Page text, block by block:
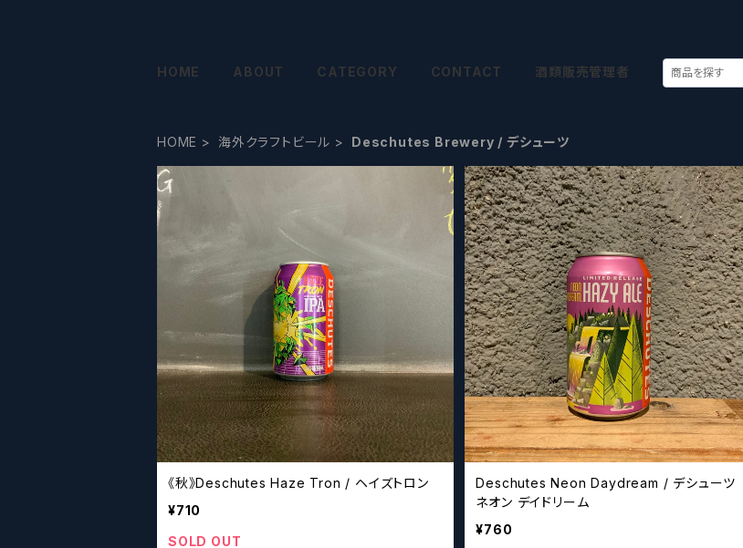
HOME ABOUT CATEGORY CONTACT 酒類販売管理者
HOME 海外クラフトビール Deschutes Brewery / デシューツ
《秋》Deschutes Haze Tron / ヘイズトロン
¥710
SOLD OUT
Deschutes Neon Daydream / デシューツ
ネオン デイドリーム
¥760